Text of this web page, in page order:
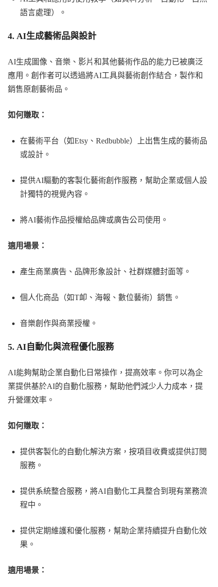
語言處理）。
4. AI生成藝術品與設計
AI生成圖像、音樂、影片和其他藝術作品的能力已被廣泛
應用。創作者可以透過將AI工具與藝術創作結合，製作和
銷售原創藝術品。
如何賺取：
在藝術平台（如Etsy、Redbubble）上出售生成的藝術品
或設計。
提供AI驅動的客製化藝術創作服務，幫助企業或個人設
計獨特的視覺內容。
將AI藝術作品授權給品牌或廣告公司使用。
適用場景：
產生商業廣告、品牌形象設計、社群媒體封面等。
個人化商品（如T卹、海報、數位藝術）銷售。
音樂創作與商業授權。
5. AI自動化與流程優化服務
AI能夠幫助企業自動化日常操作，提高效率。你可以為企
業提供基於AI的自動化服務，幫助他們減少人力成本，提
升營運效率。
如何賺取：
提供客製化的自動化解決方案，按項目收費或提供訂閱
服務。
提供系統整合服務，將AI自動化工具整合到現有業務流
程中。
提供定期維護和優化服務，幫助企業持續提升自動化效
果。
適用場景：